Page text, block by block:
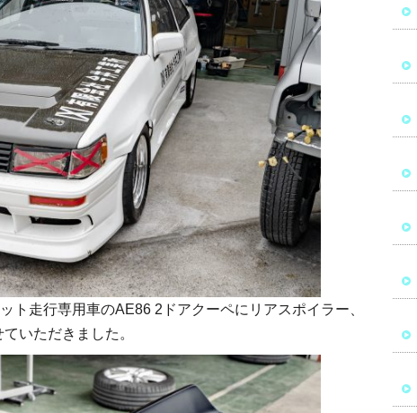
ト走行専用車のAE86 2ドアクーペにリアスポイラー、
いただきました。